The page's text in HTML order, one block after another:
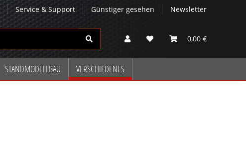
Service & Support Günstiger gesehen Newsletter
0,00 €
STANDMODELLBAU VERSCHIEDENES